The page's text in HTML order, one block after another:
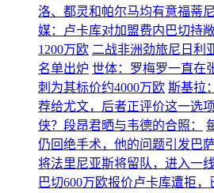
洛、都灵和帕尔马均有意福蒂
媒：卢卡库对加盟费内巴切持
1200万欧 二战非洲劲旅尼日利
名单出炉 世体：罗梅罗一直在
刺为其标价约4000万欧 斯基拉
荐给尤文，后者正评价这一选项
侠？段昂君晒与韦德的合照：
仍回绝手术，他的问题引发巴
将法里尼亚斯将留队，进入一
巴切600万欧报价卢卡库遭拒